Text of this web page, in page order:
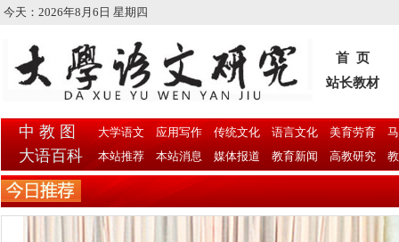
今天： 2026年8月6日 星期四
首 页
站长教材
中 教 图
大语百科
大学语文 应用写作 传统文化 语言文化 美育劳育
本站推荐
本站消息 媒体报道 教育新闻 高教研究